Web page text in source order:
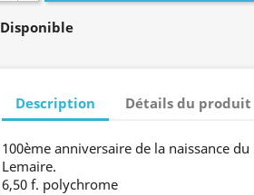
Disponible
Description Détails du produit
100ème anniversaire de la naissance du
Lemaire.
6,50 f. polychrome